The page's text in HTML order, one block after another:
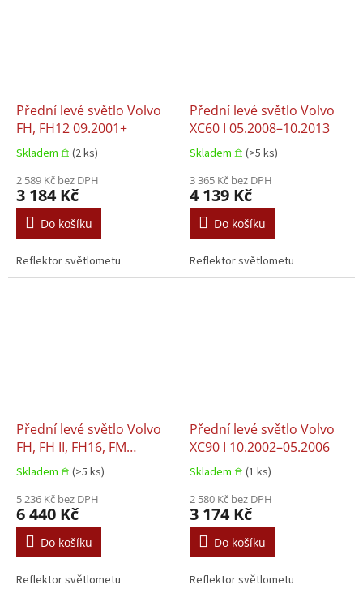
Přední levé světlo Volvo
FH, FH12 09.2001+
Skladem 𖠿 (2 ks)
2 589 Kč bez DPH
3 184 Kč
Do košíku
Reflektor světlometu
Přední levé světlo Volvo
XC60 I 05.2008–10.2013
Skladem 𖠿 (>5 ks)
3 365 Kč bez DPH
4 139 Kč
Do košíku
Reflektor světlometu
Přední levé světlo Volvo
FH, FH II, FH16, FM
09.2005+
Skladem 𖠿 (>5 ks)
5 236 Kč bez DPH
6 440 Kč
Do košíku
Reflektor světlometu
Přední levé světlo Volvo
XC90 I 10.2002–05.2006
Skladem 𖠿 (1 ks)
2 580 Kč bez DPH
3 174 Kč
Do košíku
Reflektor světlometu